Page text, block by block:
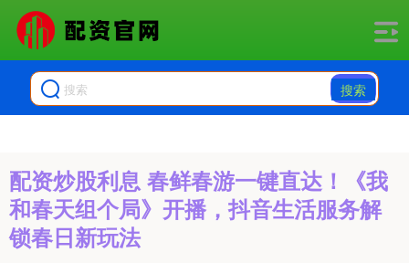
搜索
配资炒股利息 春鲜春游一键直达！《我
和春天组个局》开播，抖音生活服务解
锁春日新玩法